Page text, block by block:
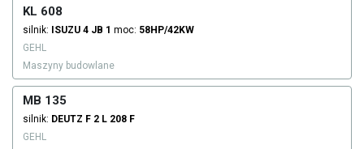
KL 608
silnik: ISUZU 4 JB 1 moc: 58HP/42KW
GEHL
Maszyny budowlane
MB 135
silnik: DEUTZ F 2 L 208 F
GEHL